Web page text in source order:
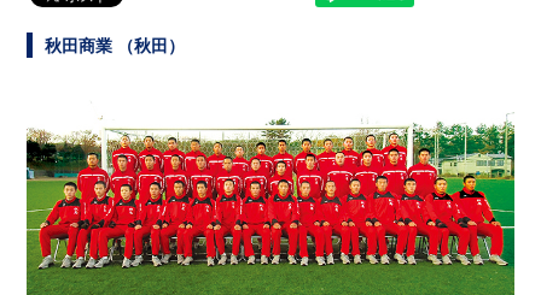
秋田商業 （秋田）